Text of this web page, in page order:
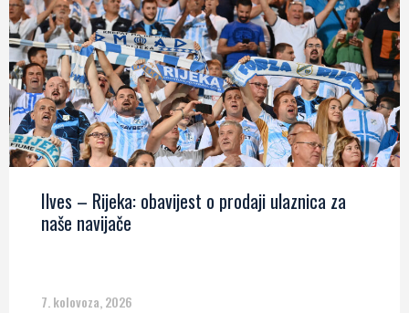
Ilves – Rijeka: obavijest o prodaji ulaznica za
naše navijače
7. kolovoza, 2026